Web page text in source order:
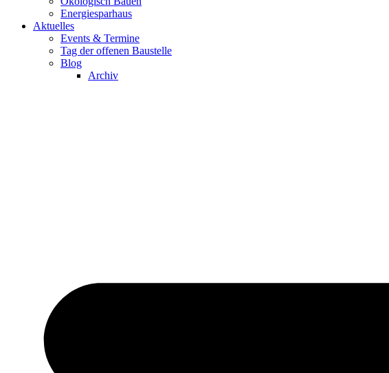
Energiesparhaus
Aktuelles
Events & Termine
Tag der offenen Baustelle
Blog
Archiv